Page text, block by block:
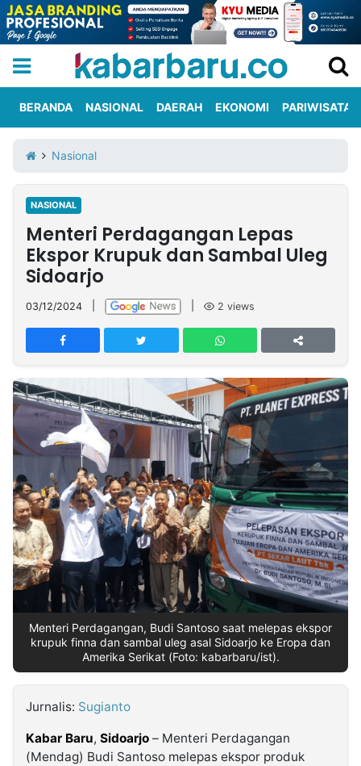
Iklan
Berita
Kami
Nasional
International
Olahraga
Entertainment
Daerah
Pariwisata
Kuliner
Kolom
Network
PT
TREETAN
INDONESIA
Partner
Insight
NTB
Suara
Time
Lens
IDN
Daily
Jogja
Jalan
Rakyat
Idealita
News
Kita
Notice
Radar
Baru
Seedbacklink
Follow
Kabarbaru
BERANDA NASIONAL DAERAH EKONOMI PARIWISATA
Nasional
NASIONAL
Menteri Perdagangan Lepas
Ekspor Krupuk dan Sambal Uleg
Sidoarjo
03/12/2024 2 views
Menteri Perdagangan, Budi Santoso saat melepas ekspor
krupuk finna dan sambal uleg asal Sidoarjo ke Eropa dan
Amerika Serikat (Foto: kabarbaru/ist).
Jurnalis: Sugianto
Kabar Baru, Sidoarjo – Menteri Perdagangan
(Mendag) Budi Santoso melepas ekspor produk